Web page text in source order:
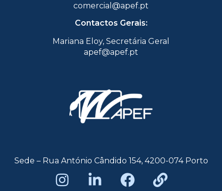
comercial@apef.pt
Contactos Gerais:
Mariana Eloy, Secretária Geral
apef@apef.pt
Sede – Rua António Cândido 154, 4200-074 Porto